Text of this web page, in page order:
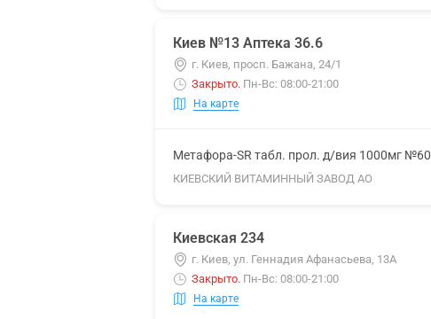
Киев №13 Аптека 36.6
г. Киев, просп. Бажана, 24/1
Закрыто. Пн-Вс: 08:00-21:00
На карте
Метафора-SR табл. прол. д/вия 1000мг №60
КИЕВСКИЙ ВИТАМИННЫЙ ЗАВОД АО
Киевская 234
г. Киев, ул. Геннадия Афанасьева, 13А
Закрыто. Пн-Вс: 08:00-21:00
На карте